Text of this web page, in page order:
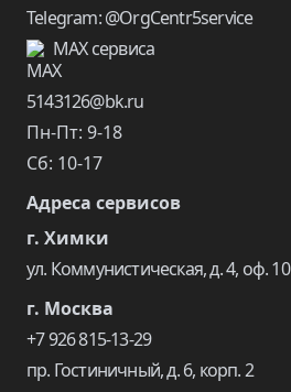
Telegram: @OrgCentr5service
MAX сервиса
5143126@bk.ru
Пн-Пт: 9-18
Сб: 10-17
Адреса сервисов
г. Химки
ул. Коммунистическая, д. 4, оф. 10
г. Москва
+7 926 815-13-29
пр. Гостиничный, д. 6, корп. 2